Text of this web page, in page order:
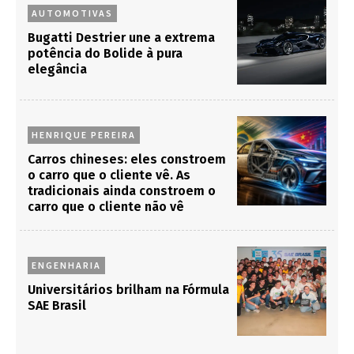
AUTOMOTIVAS
Bugatti Destrier une a extrema
potência do Bolide à pura
elegância
HENRIQUE PEREIRA
Carros chineses: eles constroem
o carro que o cliente vê. As
tradicionais ainda constroem o
carro que o cliente não vê
ENGENHARIA
Universitários brilham na Fórmula
SAE Brasil